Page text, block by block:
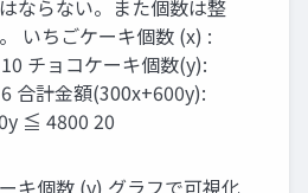
ならない。また個数は整
いちごケーキ個数 (x) :
チョコケーキ個数(y):
計金額(300x+600y):
≦ 4800 20